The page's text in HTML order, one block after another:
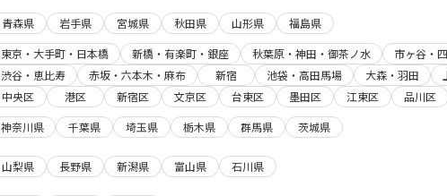
青森県 岩手県 宮城県 秋田県 山形県 福島県
東京・大手町・日本橋 新橋・有楽町・銀座 秋葉原・神田・御茶ノ水 市ヶ谷・
渋谷・恵比寿
赤坂・六本木・麻布 新宿 池袋・高田馬場 大森・羽田
中央区
港区 新宿区 文京区 台東区 墨田区 江東区 品川区
神奈川県 千葉県 埼玉県 栃木県 群馬県 茨城県
山梨県 長野県 新潟県 富山県 石川県